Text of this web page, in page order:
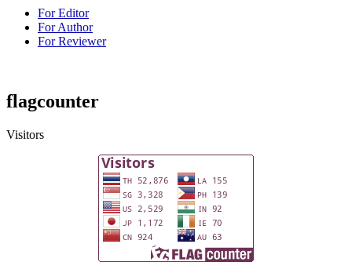
For Editor
For Author
For Reviewer
flagcounter
Visitors